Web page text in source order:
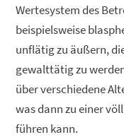
Wertesystem des
beispielsweise
unflätig zu äußern,
gewalttätig zu
über verschiedene
was dann zu einer
führen kann.